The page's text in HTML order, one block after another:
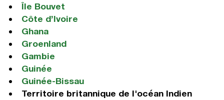
Île Bouvet
Côte d’Ivoire
Ghana
Groenland
Gambie
Guinée
Guinée-Bissau
Territoire britannique de l'océan Indien